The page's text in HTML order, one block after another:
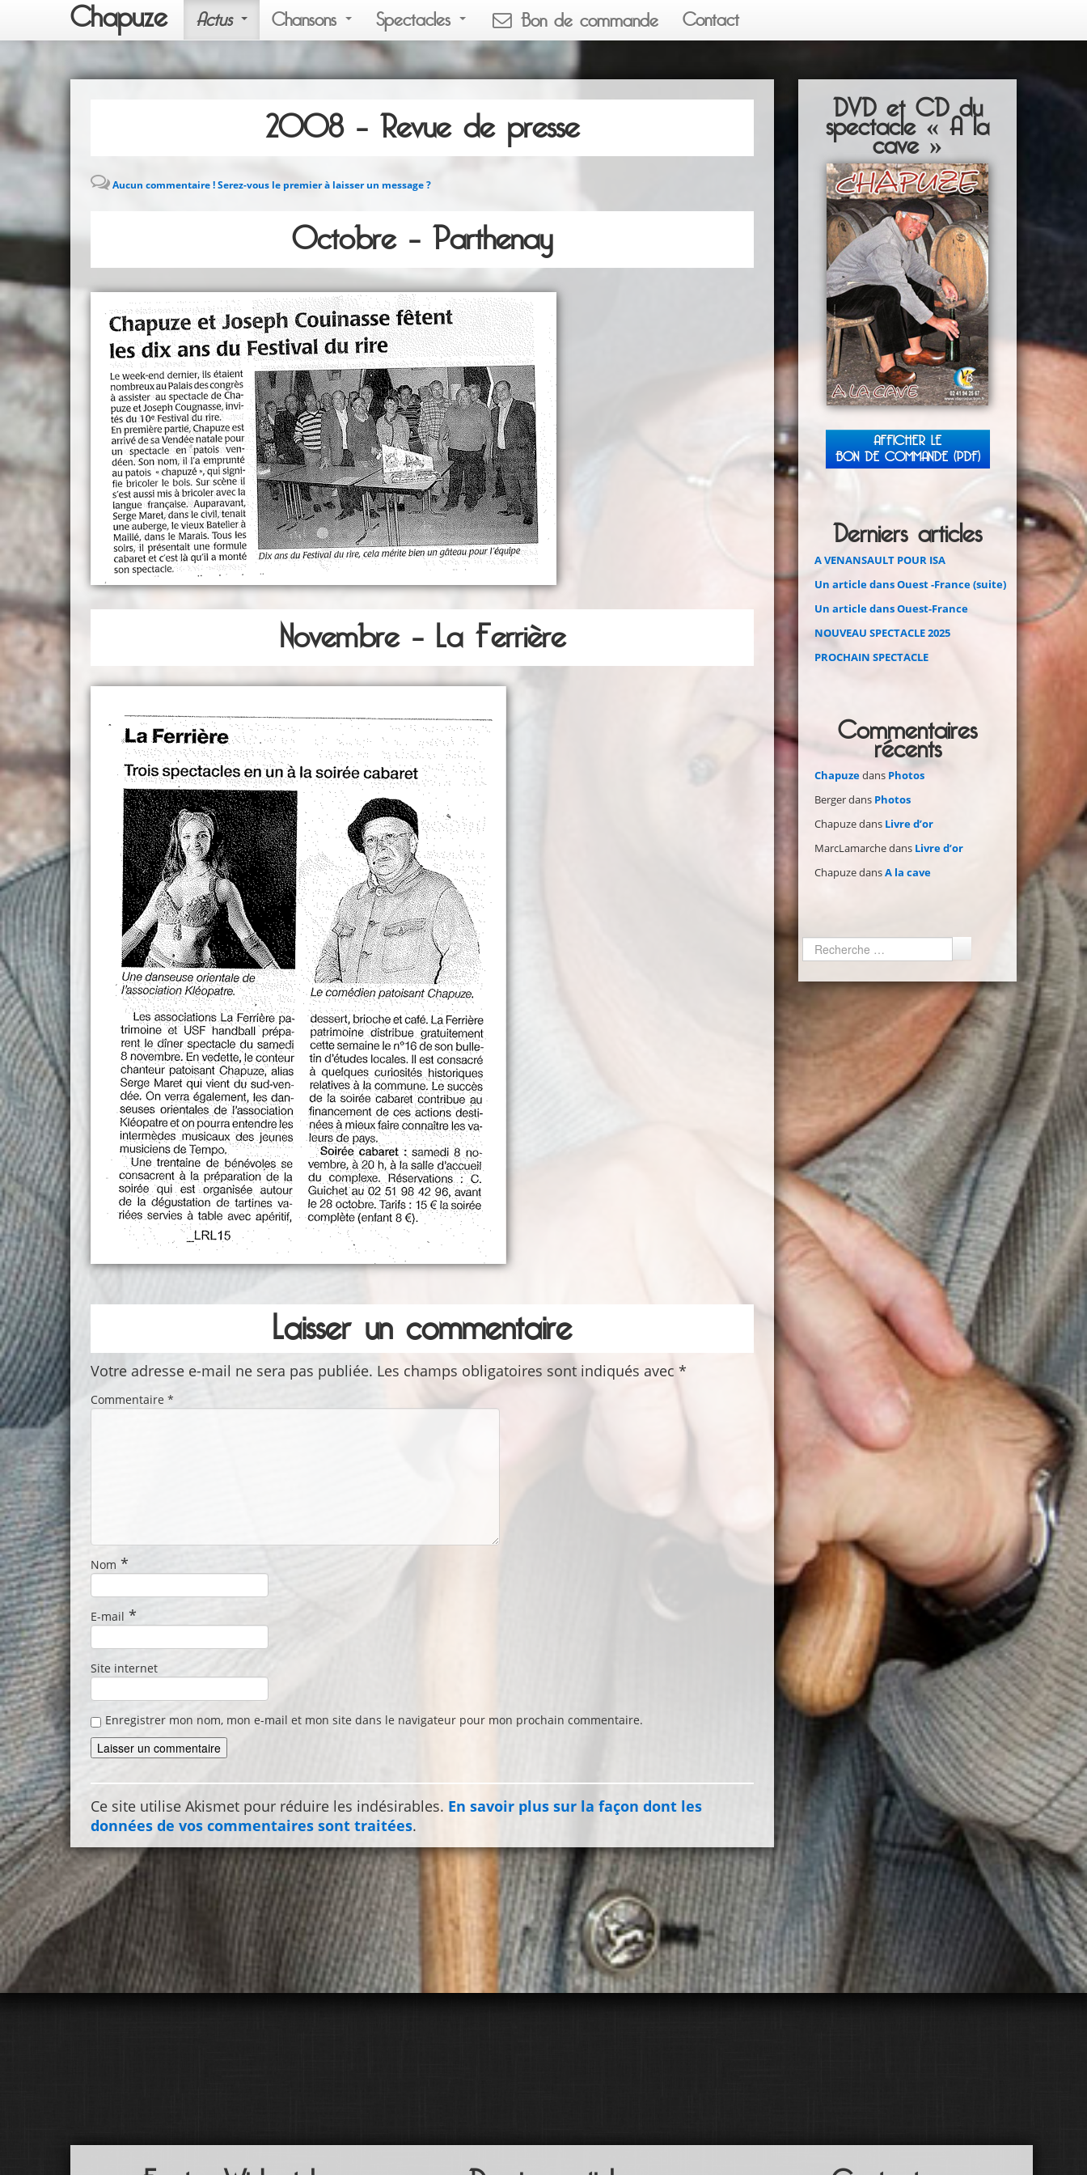
Chapuze Actus Chansons Spectacles Bon de commande Contact
2008 – Revue de presse
Aucun commentaire ! Serez-vous le premier à laisser un message ?
Octobre – Parthenay
Novembre – La Ferrière
Laisser un commentaire
Votre adresse e-mail ne sera pas publiée. Les champs obligatoires sont indiqués avec *
Commentaire *
Nom *
E-mail *
Site internet
Enregistrer mon nom, mon e-mail et mon site dans le navigateur pour mon prochain commentaire.
Ce site utilise Akismet pour réduire les indésirables. En savoir plus sur la façon dont les
données de vos commentaires sont traitées.
DVD et CD du
spectacle « A la
cave »
AFFICHER LE
BON DE COMMANDE (PDF)
Derniers articles
A VENANSAULT POUR ISA
Un article dans Ouest -France (suite)
Un article dans Ouest-France
NOUVEAU SPECTACLE 2025
PROCHAIN SPECTACLE
Commentaires
récents
Chapuzedans Photos
Bergerdans Photos
Chapuzedans Livre d’or
MarcLamarchedans Livre d’or
ChapuzedansA la cave